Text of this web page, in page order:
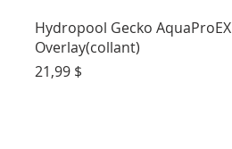
Aperçu rapide
Hydropool Gecko AquaProEX
Overlay(collant)
Prix
21,99 $